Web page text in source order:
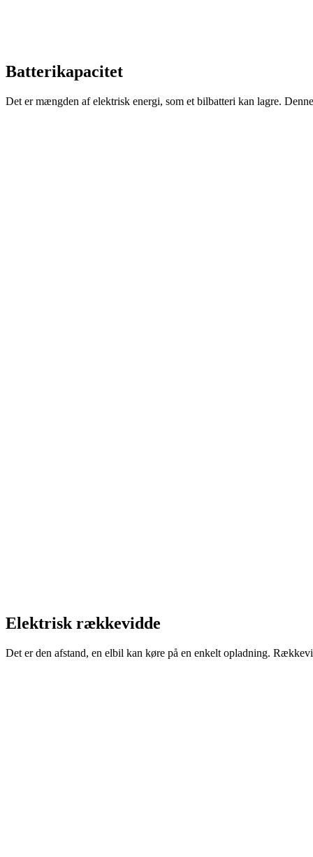
Batterikapacitet
Det er mængden af elektrisk energi, som et bilbatteri kan lagre.
Elektrisk rækkevidde
Det er den afstand, en elbil kan køre på en enkelt opladning.